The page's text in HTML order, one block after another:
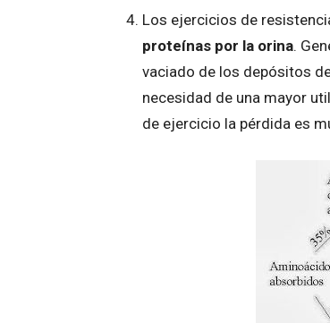
Los ejercicios de
proteínas por la orina.
vaciado de los depósitos
necesidad de una mayor
de ejercicio la pérdida es